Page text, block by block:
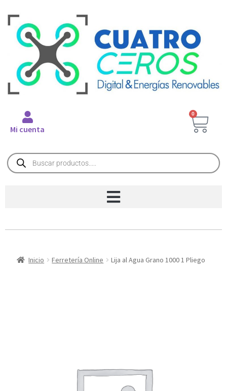
Mi cuenta
0
Inicio Ferretería Online Lija al Agua Grano 1000 1 Pliego